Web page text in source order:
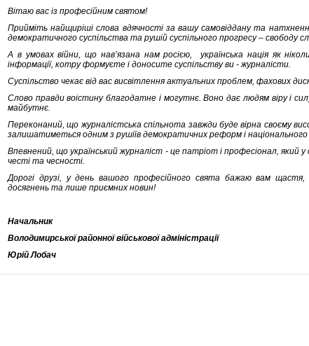
Вітаю вас із професійним святом!
Прийміть найщиріші слова вдячності за вашу самовіддану та
демократичного суспільства та рушій суспільного прогресу – свободу
А в умовах війни, що нав’язана нам росією, українська нація як
інформації, котру формуєте і доносите суспільству ви - журналісти.
Суспільство чекає від вас висвітлення актуальних проблем, фахових
Слово правди воістину благодатне і могутнє. Воно дає людям віру і
майбутнє.
Переконаний, що журналістська спільнота завжди буде вірна своєму
залишатиметься одним з рушіїв демократичних реформ і національного
Впевнений, що український журналіст - це патріот і професіонал, який
честі та чесності.
Дорогі друзі, у день вашого професійного свята бажаю вам щастя,
досягнень та лише приємних новин!
Начальник
Володимирської районної військової адміністрації
Юрій Лобач